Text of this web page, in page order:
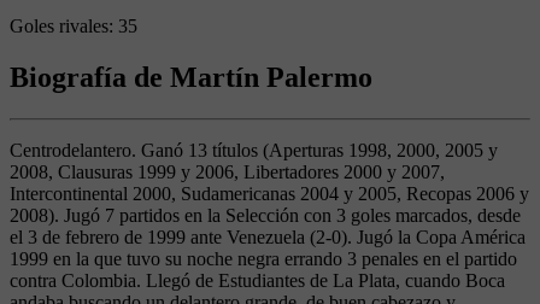
Goles rivales: 35
Biografía de Martín Palermo
Centrodelantero. Ganó 13 títulos (Aperturas 1998, 2000, 2005 y
2008, Clausuras 1999 y 2006, Libertadores 2000 y 2007,
Intercontinental 2000, Sudamericanas 2004 y 2005, Recopas 2006 y
2008). Jugó 7 partidos en la Selección con 3 goles marcados, desde
el 3 de febrero de 1999 ante Venezuela (2-0). Jugó la Copa América
1999 en la que tuvo su noche negra errando 3 penales en el partido
contra Colombia. Llegó de Estudiantes de La Plata, cuando Boca